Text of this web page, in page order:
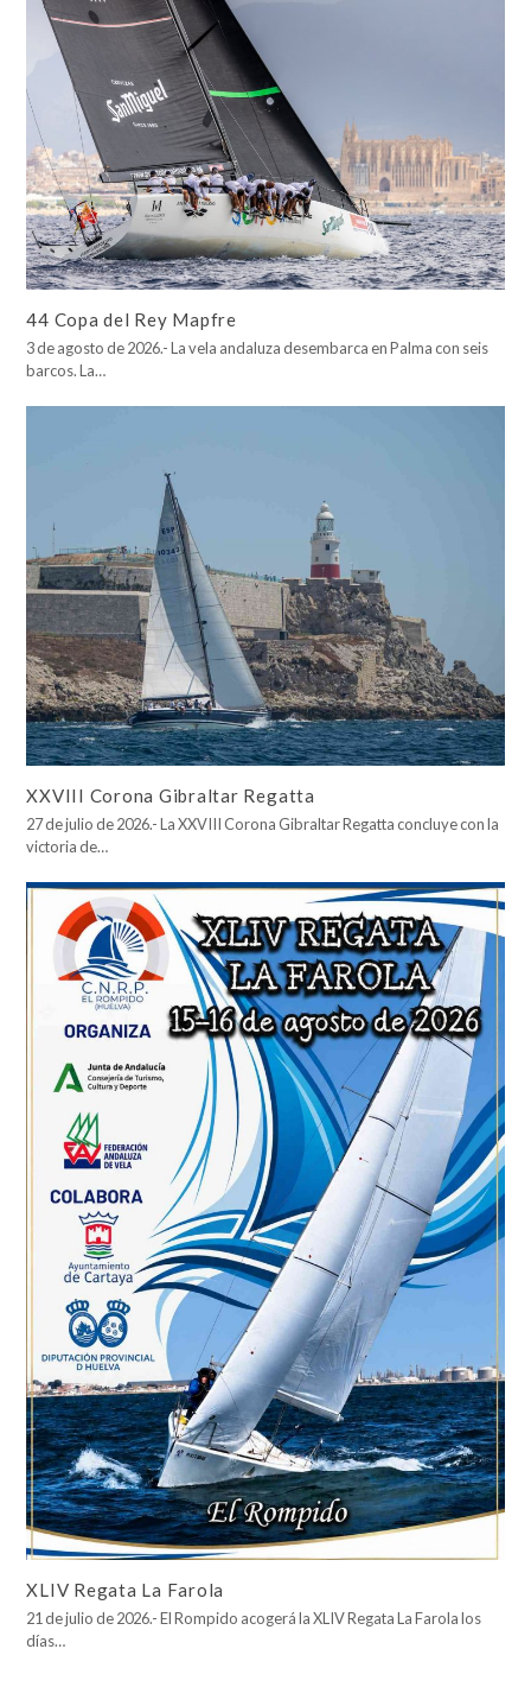
44 Copa del Rey Mapfre
3 de agosto de 2026.- La vela andaluza desembarca en Palma con seis
barcos. La…
XXVIII Corona Gibraltar Regatta
27 de julio de 2026.- La XXVIII Corona Gibraltar Regatta concluye con la
victoria de…
XLIV Regata La Farola
21 de julio de 2026.- El Rompido acogerá la XLIV Regata La Farola los
días…